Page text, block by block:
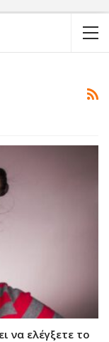
να ελέγξετε το